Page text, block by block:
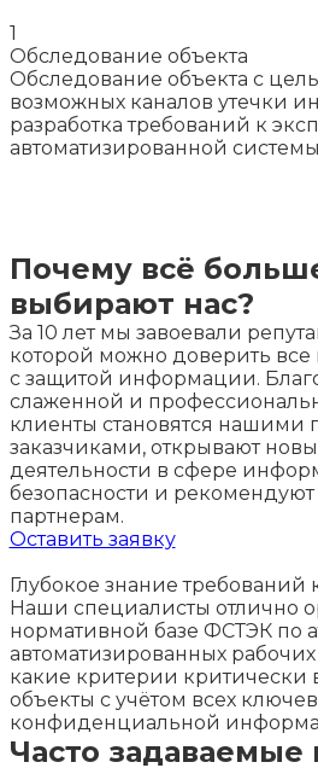
1
Обследование объекта
Обследование объекта с
возможных каналов утечки
разработка требований к
автоматизированной
Почему всё
выбирают нас?
За 10 лет мы завоевали
которой можно доверить все
с защитой информации.
слаженной и
клиенты становятся нашими
заказчиками, открывают
деятельности в сфере
безопасности и
партнерам.
Оставить заявку
Глубокое знание требований
Наши специалисты отлично
нормативной базе ФСТЭК по
автоматизированных
какие критерии критически
объекты с учётом всех
конфиденциальной
Часто задаваемые